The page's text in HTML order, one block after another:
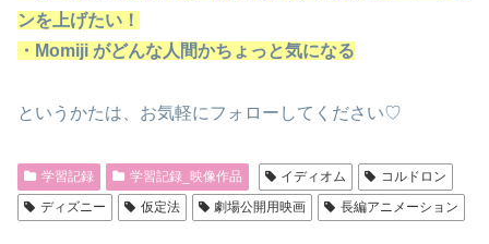
ンを上げたい！
・Momiji がどんな人間かちょっと気になる
というかたは、お気軽にフォローしてください♡
学習記録 学習記録_映像作品 イディオム
コルドロン
ディズニー
仮定法 劇場公開用映画 長編アニメーション